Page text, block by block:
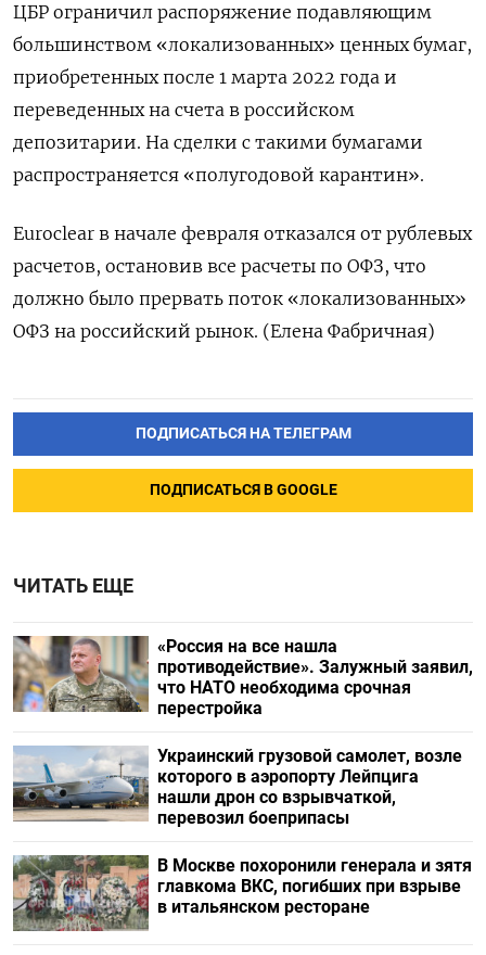
ЦБР ограничил распоряжение подавляющим
большинством «локализованных» ценных бумаг,
приобретенных после 1 марта 2022 года и
переведенных на счета в российском
депозитарии. На сделки с такими бумагами
распространяется «полугодовой карантин».
Euroclear в начале февраля отказался от рублевых
расчетов, остановив все расчеты по ОФЗ, что
должно было прервать поток «локализованных»
ОФЗ на российский рынок. (Елена Фабричная)
ПОДПИСАТЬСЯ НА ТЕЛЕГРАМ
ПОДПИСАТЬСЯ В GOOGLE
ЧИТАТЬ ЕЩЕ
«Россия на все нашла
противодействие». Залужный заявил,
что НАТО необходима срочная
перестройка
Украинский грузовой самолет, возле
которого в аэропорту Лейпцига
нашли дрон со взрывчаткой,
перевозил боеприпасы
В Москве похоронили генерала и зятя
главкома ВКС, погибших при взрыве
в итальянском ресторане